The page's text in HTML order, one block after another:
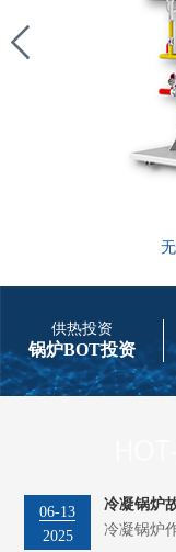
供热投资
锅炉BOT投资
06-13
2025
冷凝锅炉
冷凝锅炉